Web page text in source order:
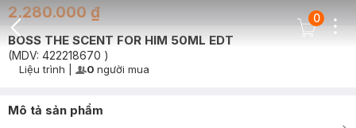
Back Icon
Cart Icon
0
2.280.000 ₫
BOSS THE SCENT FOR HIM 50ML EDT
(MDV: 422218670 )
Timer Gray Icon
Liệu trình User Product Icon
0 người mua
Mô tả sản phẩm